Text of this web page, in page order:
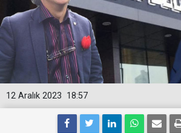
18:57
12 Aralık 2023